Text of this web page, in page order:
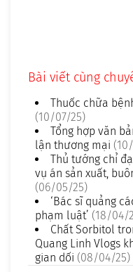
Bài viết cùng
Thuốc chữa
(10/07/25)
Tổng hợp văn
lận thương mại
Thủ tướng chỉ
vụ án sản xuất,
(06/05/25)
‘Bác sĩ quảng
phạm luật’ (18/04/
Chất Sorbitol
Quang Linh Vlogs
gian dối (08/04/25)